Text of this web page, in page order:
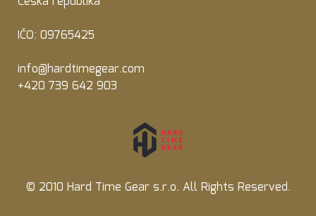
IČO: 09765425
info@hardtimegear.com
+420 739 642 903
© 2010 Hard Time Gear s.r.o. All Rights Reserved.